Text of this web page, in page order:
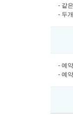
- 같
- 두
- 예
- 예